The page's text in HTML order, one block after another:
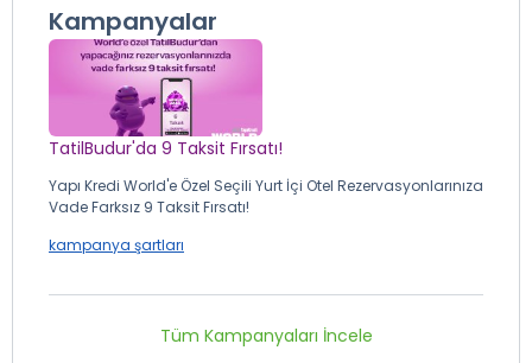
Kampanyalar
TatilBudur'da 9 Taksit Fırsatı!
Yapı Kredi World'e Özel Seçili Yurt İçi Otel Rezervasyonlarınıza
Vade Farksız 9 Taksit Fırsatı!
kampanya şartları
Tüm Kampanyaları İncele